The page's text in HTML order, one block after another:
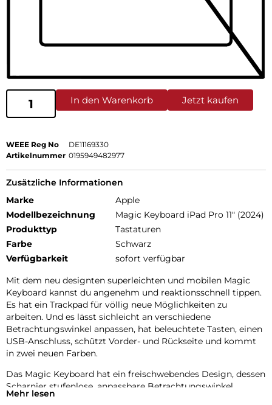
In den Warenkorb Jetzt kaufen
WEEE Reg No
DE11169330
Artikelnummer 0195949482977
Zusätzliche Informationen
Marke
Apple
Modellbezeichnung
Magic Keyboard iPad Pro 11" (2024)
Produkttyp
Tastaturen
Farbe
Schwarz
Verfügbarkeit
sofort verfügbar
Mit dem neu designten superleichten und mobilen Magic
Keyboard kannst du angenehm und reaktionsschnell tippen.
Es hat ein Trackpad für völlig neue Möglichkeiten zu
arbeiten. Und es lässt sichleicht an verschiedene
Betrachtungswinkel anpassen, hat beleuchtete Tasten, einen
USB-Anschluss, schützt Vorder- und Rückseite und kommt
in zwei neuen Farben.
Das Magic Keyboard hat ein freischwebendes Design, dessen
Scharnier stufenlose, anpassbare Betrachtungswinkel
ermöglicht. Beleuchtete Tasten mit Scherenmechanismus
Mehr lesen